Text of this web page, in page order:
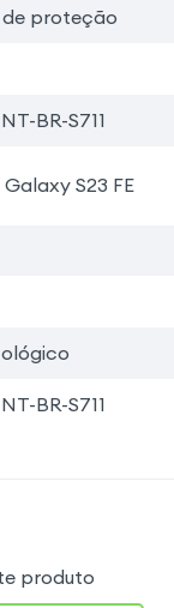
de proteção
BR-S711
S23 FE
BR-S711
produto